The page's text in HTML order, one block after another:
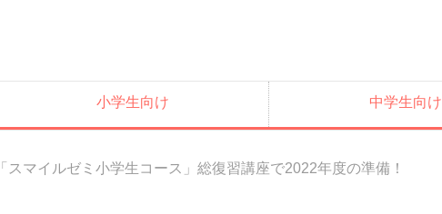
小学生向け 中学生向け
「スマイルゼミ小学生コース」総復習講座で2022年度の準備！